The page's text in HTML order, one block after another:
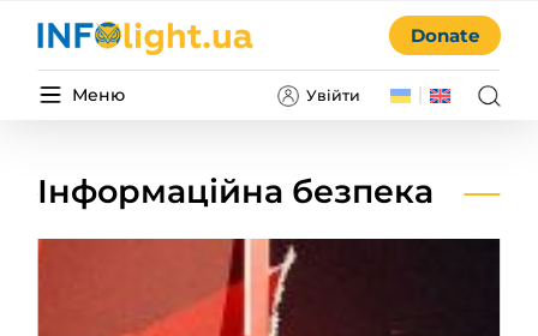
Меню Увійти
Donate
Інформаційна безпека